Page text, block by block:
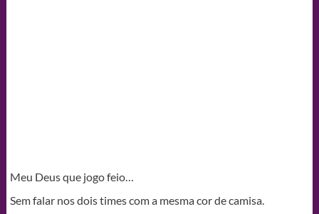
Meu Deus que jogo feio…
Sem falar nos dois times com a mesma cor de camisa.